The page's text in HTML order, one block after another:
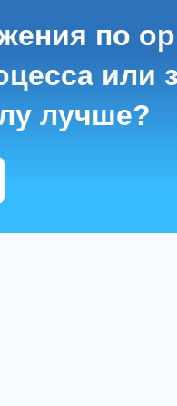
по
или
лучше?